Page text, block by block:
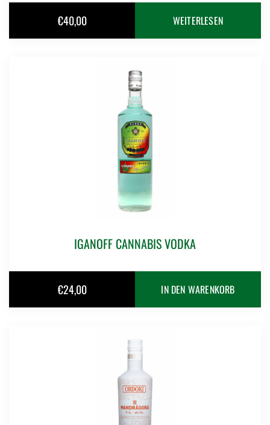
€40,00 WEITERLESEN
IGANOFF CANNABIS VODKA
€24,00 IN DEN WARENKORB